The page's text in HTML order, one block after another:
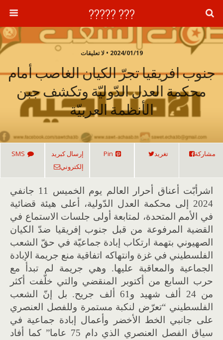
??? ?????
2024/01/19 • لا تعليقات
جنوب افريقيا تجرّ الكيان الغاصب أمام
محكمة العدل الدّوليّة وتكشف جبن
الأنظمة العربيّة
مشاركة تغريد Pin
إرسال كبريد
إلكتروني
SMS
اشرأبّت أعناق أحرار العالم يوم الخميس 11 جانفي
2024 إلى محكمة العدل الدّولية، أعلى هيئة قضائية
في الأمم المتحدة، لمتابعة أولى جلسات الاستماع في
القضية المرفوعة من قبل جنوب إفريقيا ضدّ الكيان
الصهيوني بتهمة ارتكاب إبادة جماعيّة في حقّ الشعب
الفلسطيني في غزة وانتهاكه اتفاقية منع جريمة الإبادة
الجماعية والمعاقبة عليها. وهي جريمة لم تبدأ مع
حرب السابع من أكتوبر المنقضي والتي خلّفت أكثر
من 24 ألف شهيد و61 ألف جريح. بل إنّ الشعب
الفلسطيني “تعرّض لنكبة مستمرة وللفصل العنصري
على جانبي الخط الأخضر وأعمال إبادة جماعية في
سياق الفصل العنصري الذي دام 75 عاما” كما أفاد